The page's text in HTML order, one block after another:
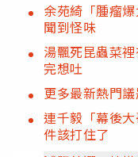
余苑綺「腫瘤
聞到怪味
湯飄死昆蟲菜
完想吐
更多最新熱門
連千毅「幕後
件該打住了